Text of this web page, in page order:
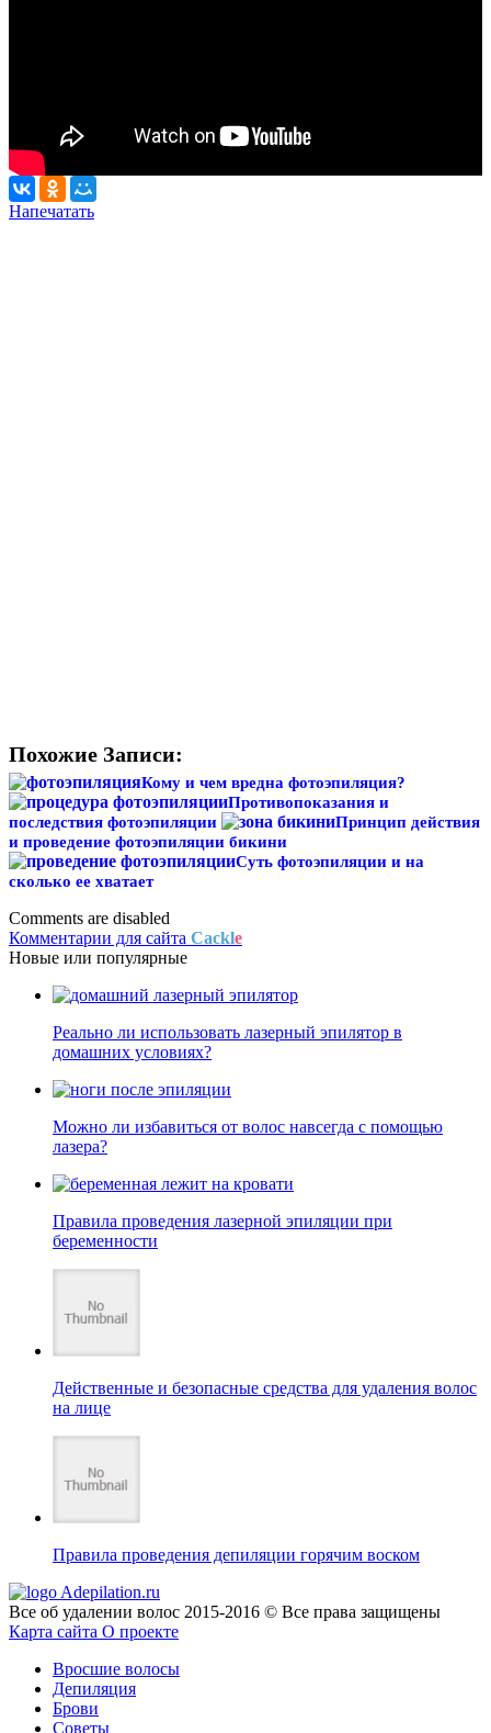
Напечатать
Похожие Записи:
Кому и чем вредна фотоэпиляция?
Противопоказания и
последствия фотоэпиляции
Принцип действия
и проведение фотоэпиляции бикини
Суть фотоэпиляции и на
сколько ее хватает
Comments are disabled
Комментарии для сайта Cackle
Новые или популярные
Реально ли использовать лазерный эпилятор в
домашних условиях?
Можно ли избавиться от волос навсегда с помощью
лазера?
Правила проведения лазерной эпиляции при
беременности
Действенные и безопасные средства для удаления волос
на лице
Правила проведения депиляции горячим воском
Adepilation.ru
Все об удалении волос 2015-2016 © Все права защищены
Карта сайта О проекте
Вросшие волосы
Депиляция
Брови
Советы